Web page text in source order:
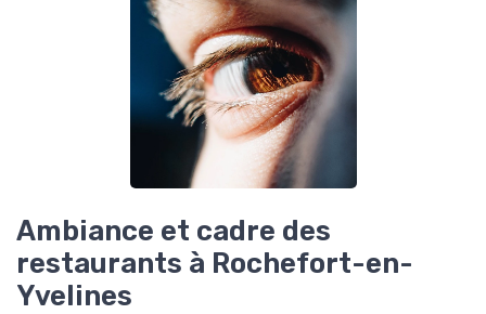
Ambiance et cadre des
restaurants à Rochefort-en-
Yvelines